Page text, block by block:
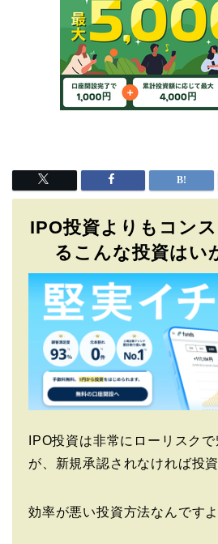
IPO投資よりもコン
るこんな投資はい
IPO投資は非常にローリスク
が、新規承認されなければ投
効率が悪い投資方法なんですよ